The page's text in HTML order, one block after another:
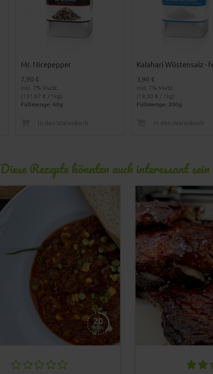
Mr. Nicepepper
7,90 €
Inkl. 7% MwSt.
(131,67 € / 1kg)
Füllmenge: 60g
In den Warenkorb
Kalahari Wüstensalz -
3,90 €
Inkl. 7% MwSt.
(19,50 € / 1kg)
Füllmenge: 200g
In den Warenkorb
Diese Rezepte könnten auch interessant sein